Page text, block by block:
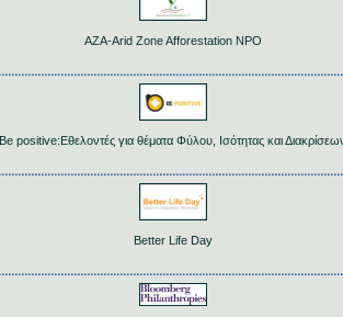
AZA-Arid Zone Afforestation NPO
Be positive:Εθελοντές για θέματα Φύλου, Ισότητας και
Better Life Day